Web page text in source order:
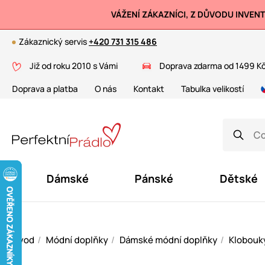
VÁŽENÍ ZÁKAZNÍCI, Z DŮVODU
Zákaznický servis+420 731 315 486
Již od roku 2010 s Vámi Doprava zdarma od 1499
Doprava a platba
O nás Kontakt Tabulka velikostí
Dámské Pánské Dětské
Úvod Módní doplňky Dámské módní doplňky